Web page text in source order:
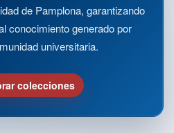
de Pamplona, garantizando
conocimiento generado por
universitaria.
colecciones